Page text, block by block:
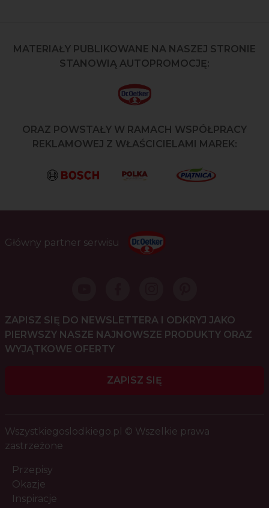
MATERIAŁY PUBLIKOWANE NA NASZEJ STRONIE
STANOWIĄ AUTOPROMOCJĘ:
ORAZ POWSTAŁY W RAMACH WSPÓŁPRACY
REKLAMOWEJ Z WŁAŚCICIELAMI MAREK:
Główny partner serwisu
ZAPISZ SIĘ DO NEWSLETTERA I ODKRYJ JAKO
PIERWSZY NASZE NAJNOWSZE PRODUKTY ORAZ
WYJĄTKOWE OFERTY
ZAPISZ SIĘ
Wszystkiegoslodkiego.pl © Wszelkie prawa
zastrzeżone
Przepisy
Okazje
Inspiracje